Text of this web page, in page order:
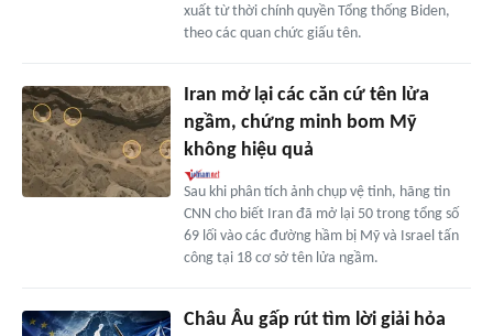
xuất từ thời chính quyền Tổng thống Biden,
theo các quan chức giấu tên.
Iran mở lại các căn cứ tên lửa
ngầm, chứng minh bom Mỹ
không hiệu quả
Sau khi phân tích ảnh chụp vệ tinh, hãng tin
CNN cho biết Iran đã mở lại 50 trong tổng số
69 lối vào các đường hầm bị Mỹ và Israel tấn
công tại 18 cơ sở tên lửa ngầm.
Châu Âu gấp rút tìm lời giải hỏa